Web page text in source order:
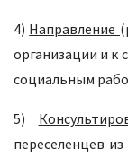
4) Направление
организации и к
социальным
5)
переселенцев